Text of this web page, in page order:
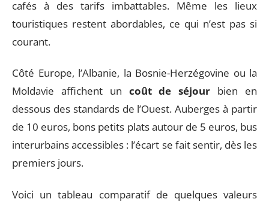
cafés à des tarifs imbattables. Même les lieux
touristiques restent abordables, ce qui n’est pas si
courant.
Côté Europe, l’Albanie, la Bosnie-Herzégovine ou la
Moldavie affichent un coût de séjour bien en
dessous des standards de l’Ouest. Auberges à partir
de 10 euros, bons petits plats autour de 5 euros, bus
interurbains accessibles : l’écart se fait sentir, dès les
premiers jours.
Voici un tableau comparatif de quelques valeurs